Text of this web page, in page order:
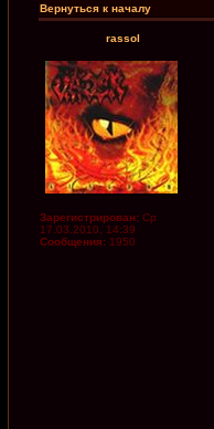
Вернуться к началу
rassol
Зарегистрирован: Ср
17.03.2010, 14:39
Сообщения: 1950